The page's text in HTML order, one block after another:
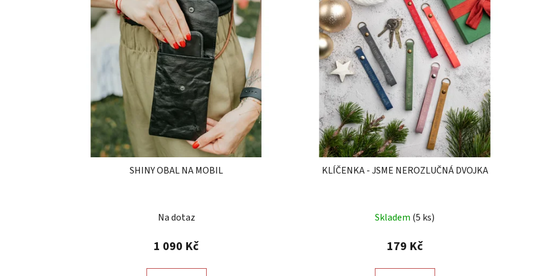
SHINY OBAL NA MOBIL
hodnocení
produktu
5,0
Na dotaz
1 090 Kč
KLÍČENKA - JSME NEROZLUČNÁ DVOJKA
Skladem (5 ks)
179 Kč